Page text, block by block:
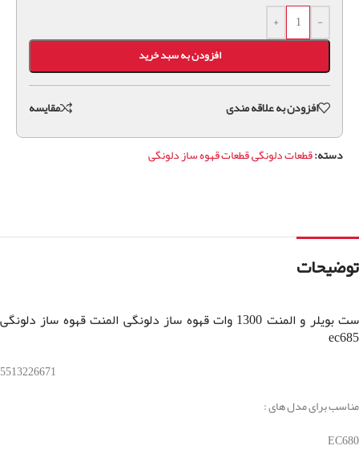
-
+
افزودن به سبد خرید
افزودن به علاقه مندی مقايسه
دسته:قطعات دلونگی,قطعات قهوه ساز دلونگی
توضیحات
ست بویلر و المنت 1300 وات قهوه ساز دلونگی المنت قهوه ساز دلونگی
ec685
5513226671
مناسب برای مدل های :
EC680